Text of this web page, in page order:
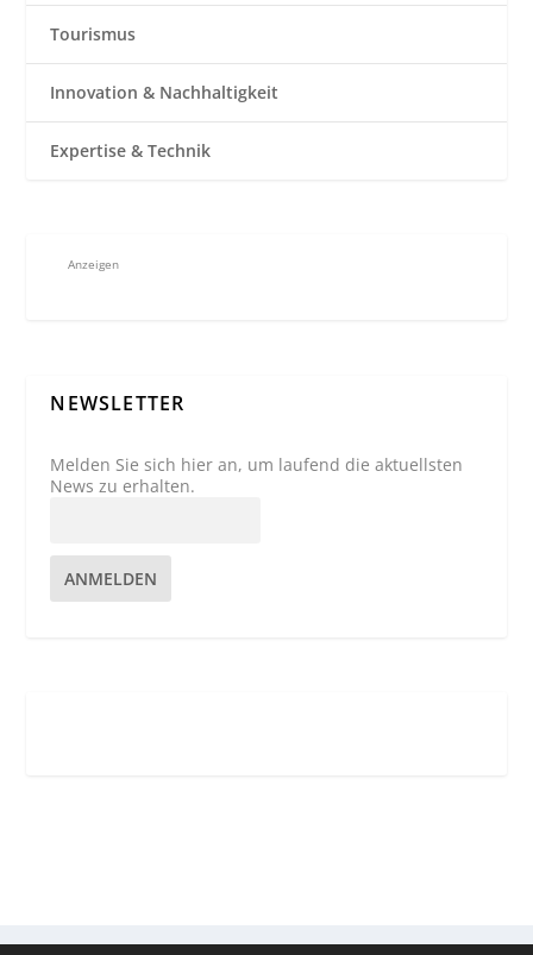
Tourismus
Innovation & Nachhaltigkeit
Expertise & Technik
Anzeigen
NEWSLETTER
Melden Sie sich hier an, um laufend die aktuellsten
News zu erhalten.
ANMELDEN